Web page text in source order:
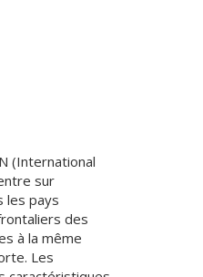
(International
sur
les pays
des
à la même
Les